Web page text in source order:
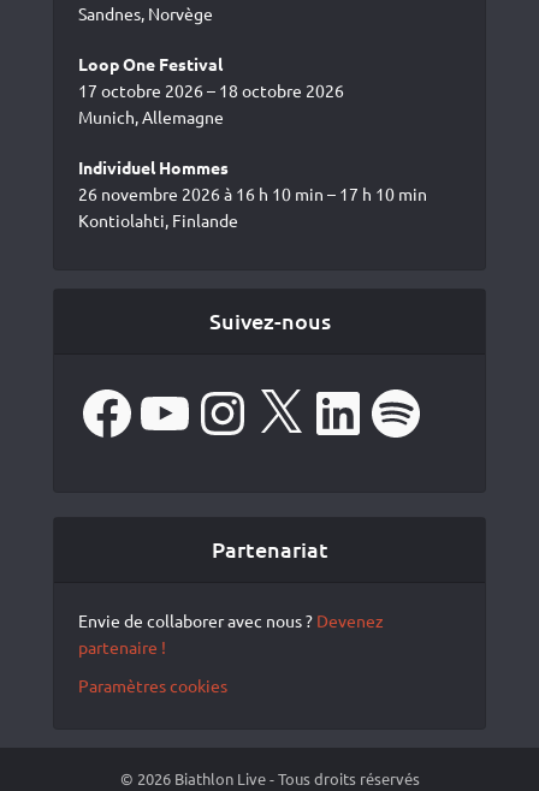
Sandnes, Norvège
Loop One Festival
17 octobre 2026 – 18 octobre 2026
Munich, Allemagne
Individuel Hommes
26 novembre 2026 à 16 h 10 min – 17 h 10 min
Kontiolahti, Finlande
Suivez-nous
FacebookYouTube Instagram LinkedIn Spotify
Partenariat
Envie de collaborer avec nous ? Devenez
partenaire !
Paramètres cookies
© 2026 Biathlon Live - Tous droits réservés